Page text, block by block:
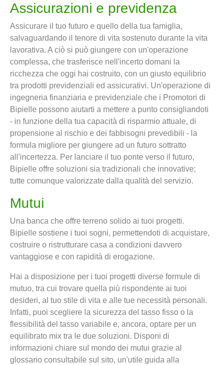
Assicurazioni e previdenza
Assicurare il tuo futuro e quello della tua famiglia,
salvaguardando il tenore di vita sostenuto durante la vita
lavorativa. A ciò si può giungere con un'operazione
complessa, che trasferisce nell'incerto domani la
ricchezza che oggi hai costruito, con un giusto equilibrio
tra prodotti previdenziali ed assicurativi. Un'operazione di
ingegneria finanziaria e previdenziale che i Promotori di
Bipielle possono aiutarti a mettere a punto consigliandoti
- in funzione della tua capacità di risparmio attuale, di
propensione al rischio e dei fabbisogni prevedibili - la
formula migliore per giungere ad un futuro sottratto
all'incertezza. Per lanciare il tuo ponte verso il futuro,
Bipielle offre soluzioni sia tradizionali che innovative;
tutte comunque valorizzate dalla qualità del servizio.
Mutui
Una banca che offre terreno solido ai tuoi progetti.
Bipielle sostiene i tuoi sogni, permettendoti di acquistare,
costruire o ristrutturare casa a condizioni davvero
vantaggiose e con rapidità di erogazione.
Hai a disposizione per i tuoi progetti diverse formule di
mutuo, tra cui trovare quella più rispondente ai tuoi
desideri, al tuo stile di vita e alle tue necessità personali.
Infatti, puoi scegliere la sicurezza del tasso fisso o la
flessibilità del tasso variabile e, ancora, optare per un
equilibrato mix tra le due soluzioni. Disponi di
informazioni chiare sul mondo dei mutui grazie al
glossario consultabile sul sito, un'utile guida alla